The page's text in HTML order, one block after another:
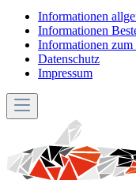
Informationen
Informationen
Informationen
Datenschutz
Impressum